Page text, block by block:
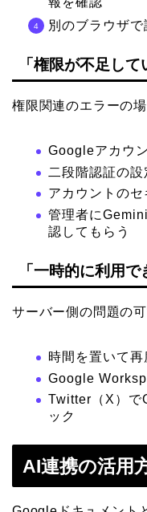
別のブラウザで
「権限が不足し
権限関連のエラーの場
Googleアカウ
二段階認証の
アカウントの
管理者に
認してもらう
「一時的に利用
サーバー側の問題の可
時間を置いて再
Google
Twitter（X）で
ック
AI連携の活用